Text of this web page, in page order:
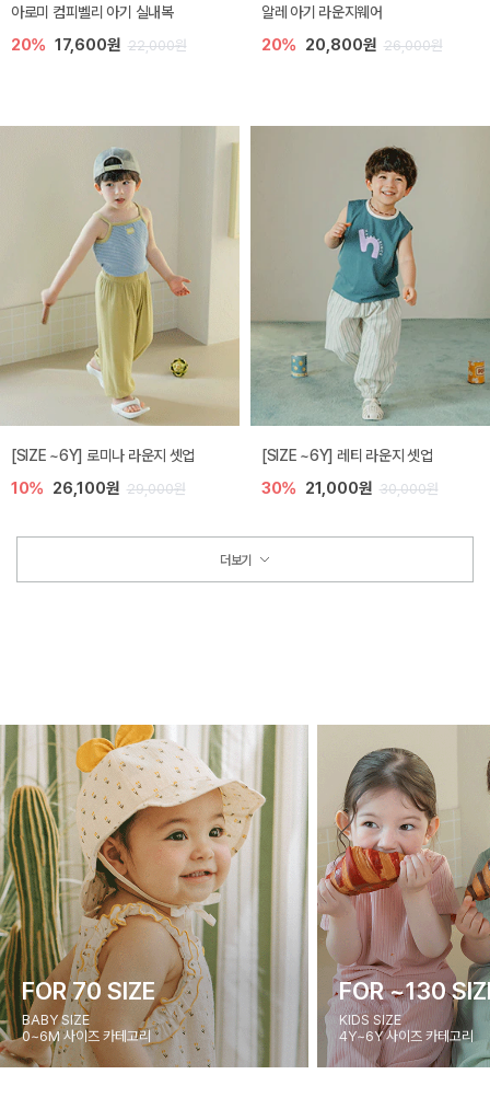
아로미 컴피벨리 아기 실내복
20% 17,600원 22,000원
알레 아기 라운지웨어
20% 20,800원 26,000원
[SIZE ~6Y] 로미나 라운지 셋업
10% 26,100원 29,000원
[SIZE ~6Y] 레티 라운지 셋업
30% 21,000원 30,000원
더보기
FOR 70 SIZE
BABY SIZE
0~6M 사이즈 카테고리
FOR ~130
KIDS SIZE
4Y~6Y 사이즈 카테고리